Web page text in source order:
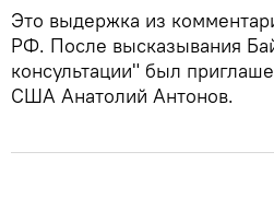
Это выдержка из
РФ. После высказывания
консультации" был
США Анатолий Антонов.